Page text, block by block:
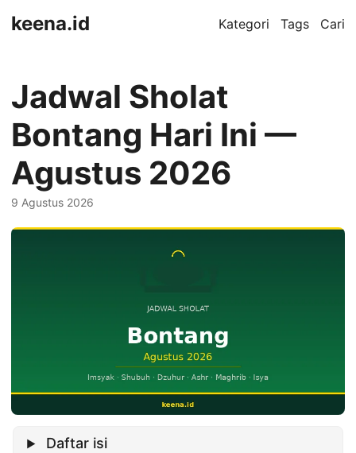
keena.id Kategori Tags Cari
Jadwal Sholat
Bontang Hari Ini —
Agustus 2026
9 Agustus 2026
Daftar isi